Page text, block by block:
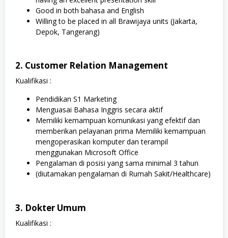
Good in both bahasa and English
Willing to be placed in all Brawijaya units (Jakarta,
Depok, Tangerang)
2. Customer Relation Management
Kualifikasi :
Pendidikan S1 Marketing
Menguasai Bahasa Inggris secara aktif
Memiliki kemampuan komunikasi yang efektif dan
memberikan pelayanan prima Memiliki kemampuan
mengoperasikan komputer dan terampil
menggunakan Microsoft Office
Pengalaman di posisi yang sama minimal 3 tahun
(diutamakan pengalaman di Rumah Sakit/Healthcare)
3. Dokter Umum
Kualifikasi :